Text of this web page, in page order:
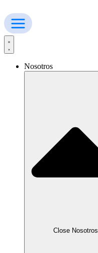
al
contenido
Nosotros
Close Nosotros